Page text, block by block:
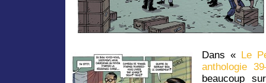
Dans «
Le
anthologie
beaucoup